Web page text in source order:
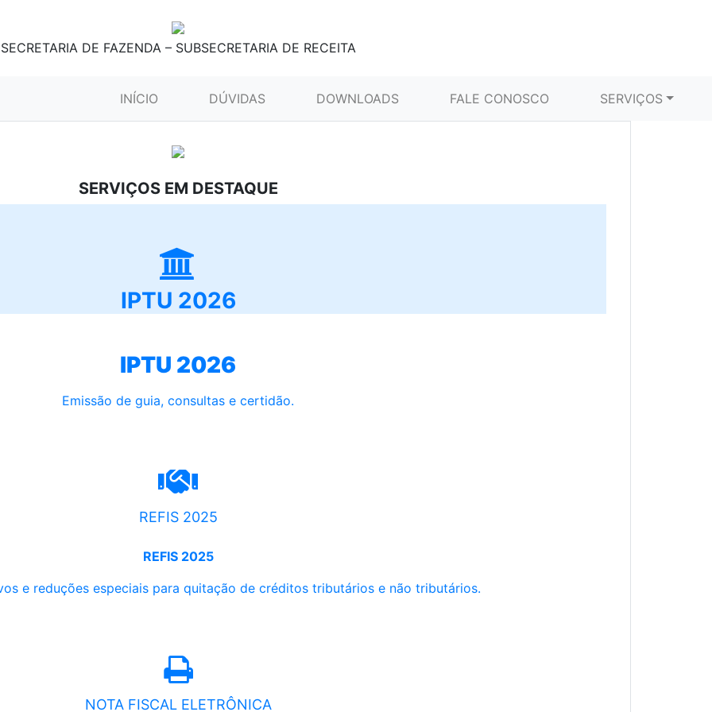
SECRETARIA DE FAZENDA – SUBSECRETARIA DE RECEITA
INÍCIO (CURRENT)DÚVIDAS DOWNLOADS FALE CONOSCO SERVIÇOS
SERVIÇOS EM DESTAQUE
IPTU 2026
IPTU 2026
Emissão de guia, consultas e certidão.
REFIS 2025
REFIS 2025
e reduções especiais para quitação de créditos tributários e não tributários.
NOTA FISCAL ELETRÔNICA